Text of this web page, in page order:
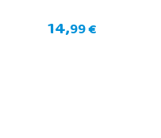
14,99 €